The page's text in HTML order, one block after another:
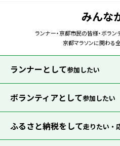
みんな
ランナー・京都市民の皆様・ボラン
京都マラソンに関わる
ランナーとして参加したい
ボランティアとして参加したい
ふるさと納税をして走りたい・